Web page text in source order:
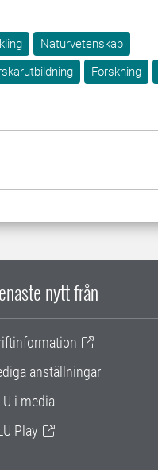
Naturvetenskap
Forskning
nytt från
anställningar
i media
Play